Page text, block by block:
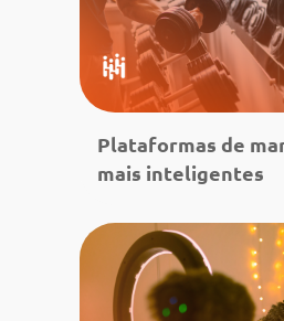
Plataformas de
mais inteligentes